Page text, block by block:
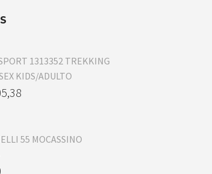
1313352 TREKKING
KIDS/ADULTO
55 MOCASSINO